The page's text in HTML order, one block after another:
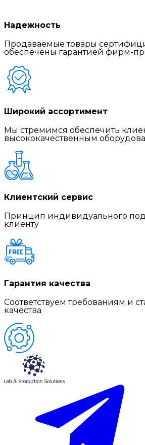
Надежность
Продаваемые товары
обеспечены гарантией фирм-
Широкий ассортимент
Мы стремимся обеспечить
высококачественным
Клиентский сервис
Принцип индивидуального
клиенту
Гарантия качества
Соответствуем требованиям и
качества